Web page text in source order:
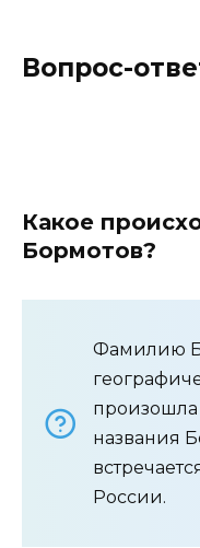
Вопрос-
Какое
Бормотов?
Фамилию
произошла
названия
России.